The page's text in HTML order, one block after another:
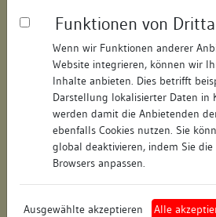
Funktionen von
Wenn wir Funktionen anderer
Website integrieren, können wir
Inhalte anbieten. Dies betrifft
Darstellung lokalisierter Daten in
werden damit die Anbietenden
ebenfalls Cookies nutzen. Sie
global deaktivieren, indem Sie
Browsers anpassen.
Ausgewählte akzeptieren Alle
Postleitzahl: 78462
Stadt-Teilort:
Regierungsbezirk:
Wohnplatzschlüssel:
Flurstücknummer:
Historischer Straßenname: